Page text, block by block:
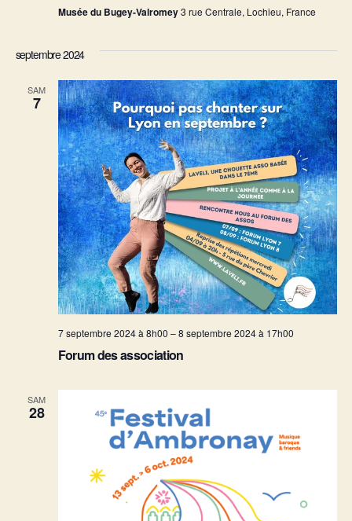
Musée du Bugey-Valromey3 rue Centrale, Lochieu, France
septembre 2024
SAM
7
Forum des association
7 septembre 2024 à 8h00 –8 septembre 2024 à 17h00
SAM
28